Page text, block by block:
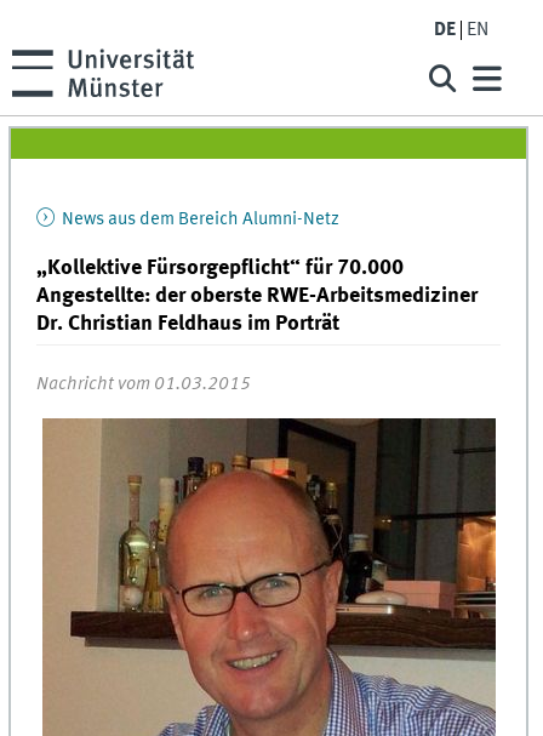
DE EN
News aus dem Bereich Alumni-Netz
„Kollektive Fürsorgepflicht“ für 70.000
Angestellte: der oberste RWE-Arbeitsmediziner
Dr. Christian Feldhaus im Porträt
Nachricht vom 01.03.2015